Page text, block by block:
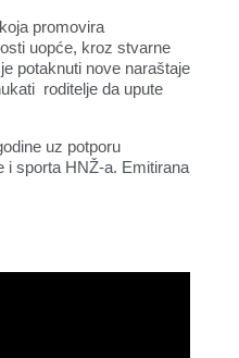
promovira
uopće, kroz stvarne
potaknuti nove naraštaje
roditelje da upute
uz potporu
i sporta HNŽ-a. Emitirana